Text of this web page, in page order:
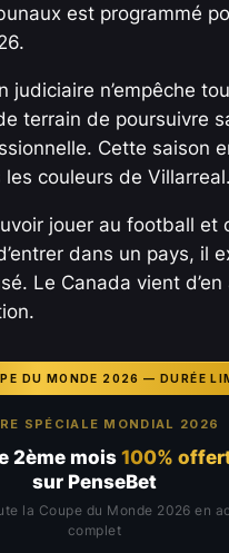
est programmé
judiciaire n’empêche
terrain de poursuivre
Cette saison
les couleurs de Villarreal.
jouer au football et
dans un pays, il
Le Canada vient
DU MONDE 2026 — DURÉE
SPÉCIALE MONDIAL 2026
2ème mois 100%
sur PenseBet
la Coupe du Monde 2026 en
complet